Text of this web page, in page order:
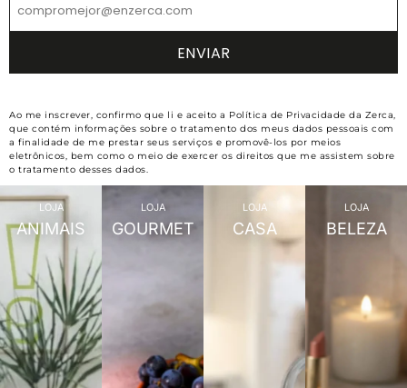
Ao me inscrever, confirmo que li e aceito a Política de Privacidade da Zerca,
que contém informações sobre o tratamento dos meus dados pessoais com
a finalidade de me prestar seus serviços e promovê-los por meios
eletrônicos, bem como o meio de exercer os direitos que me assistem sobre
o tratamento desses dados.
LOJA
ANIMAIS
LOJA
GOURMET
LOJA
CASA
LOJA
BELEZA